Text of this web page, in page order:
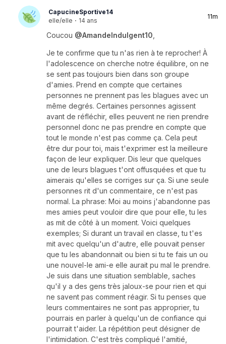
CapucineSportive14
elle/elle · 14 ans
11m
Coucou @AmandeIndulgent10
Je te confirme que tu n'as rien à te reprocher! À
l'adolescence on cherche notre équilibre, on ne
se sent pas toujours bien dans son groupe
d'amies. Prend en compte que certaines
personnes ne prennent pas les blagues avec un
même degrés. Certaines personnes agissent
avant de réfléchir, elles peuvent ne rien prendre
personnel donc ne pas prendre en compte que
tout le monde n'est pas comme ça. Cela peut
être dur pour toi, mais t'exprimer est la meilleure
façon de leur expliquer. Dis leur que quelques
une de leurs blagues t'ont offusquées et que tu
aimerais qu'elles se corriges sur ça. Si une seule
personnes rit d'un commentaire, ce n'est pas
normal. La phrase: Moi au moins j'abandonne pas
mes amies peut vouloir dire que pour elle, tu les
as mit de côté à un moment. Voici quelques
exemples; Si durant un travail en classe, tu t'es
mit avec quelqu'un d'autre, elle pouvait penser
que tu les abandonnait ou bien si tu te fais un ou
une nouvel-le ami-e elle aurait pu mal le prendre.
Je suis dans une situation semblable, saches
qu'il y a des gens très jaloux-se pour rien et qui
ne savent pas comment réagir. Si tu penses que
leurs commentaires ne sont pas approprier, tu
pourrais en parler à quelqu'un de confiance qui
pourrait t'aider. La répétition peut désigner de
l'intimidation. C'est très compliqué l'amitié,